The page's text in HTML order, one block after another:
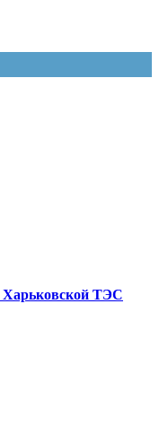
Харьковской ТЭС